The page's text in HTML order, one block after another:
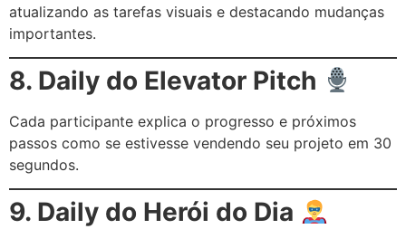
atualizando as tarefas visuais e destacando mudanças
importantes.
8. Daily do Elevator Pitch
Cada participante explica o progresso e próximos
passos como se estivesse vendendo seu projeto em 30
segundos.
9. Daily do Herói do Dia